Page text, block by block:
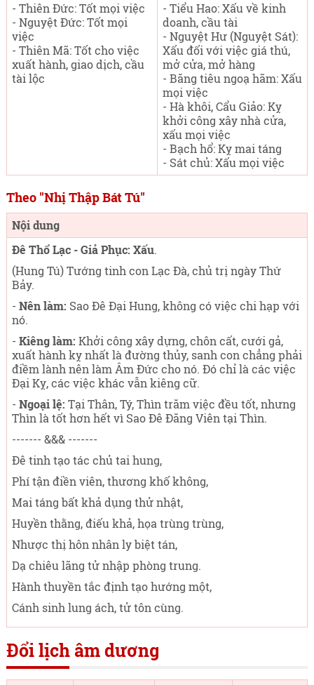
- Thiên Đức: Tốt mọi việc
- Nguyệt Đức: Tốt mọi
việc
- Thiên Mã: Tốt cho việc
xuất hành, giao dịch, cầu
tài lộc
- Tiểu Hao: Xấu về kinh
doanh, cầu tài
- Nguyệt Hư (Nguyệt Sát):
Xấu đối với việc giá thú,
mở cửa, mở hàng
- Băng tiêu ngoạ hãm: Xấu
mọi việc
- Hà khôi, Cẩu Giảo: Kỵ
khởi công xây nhà cửa,
xấu mọi việc
- Bạch hổ: Kỵ mai táng
- Sát chủ: Xấu mọi việc
Theo "Nhị Thập Bát Tú"
Nội dung
Đê Thổ Lạc - Giả Phục: Xấu.
(Hung Tú) Tướng tinh con Lạc Đà, chủ trị ngày Thứ
Bảy.
- Nên làm: Sao Đê Đại Hung, không có việc chi hạp với
nó.
- Kiêng làm: Khởi công xây dựng, chôn cất, cưới gả,
xuất hành kỵ nhất là đường thủy, sanh con chẳng phải
điềm lành nên làm Âm Đức cho nó. Đó chỉ là các việc
Đại Kỵ, các việc khác vẫn kiêng cữ.
- Ngoại lệ: Tại Thân, Tý, Thìn trăm việc đều tốt, nhưng
Thìn là tốt hơn hết vì Sao Đê Đăng Viên tại Thìn.
------- &&& -------
Đê tinh tạo tác chủ tai hung,
Phí tận điền viên, thương khố không,
Mai táng bất khả dụng thử nhật,
Huyền thằng, điếu khả, họa trùng trùng,
Nhược thị hôn nhân ly biệt tán,
Dạ chiêu lãng tử nhập phòng trung.
Hành thuyền tắc định tạo hướng một,
Cánh sinh lung ách, tử tôn cùng.
Đổi lịch âm dương